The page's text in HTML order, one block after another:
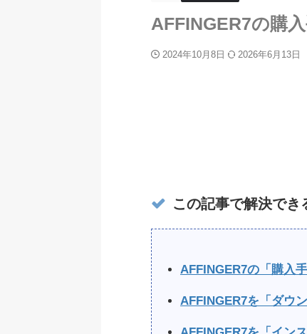
AFFINGER7の購
2024年10月8日 2026年6月13日
この記事で解決でき
AFFINGER7の「購入
AFFINGER7を「ダウ